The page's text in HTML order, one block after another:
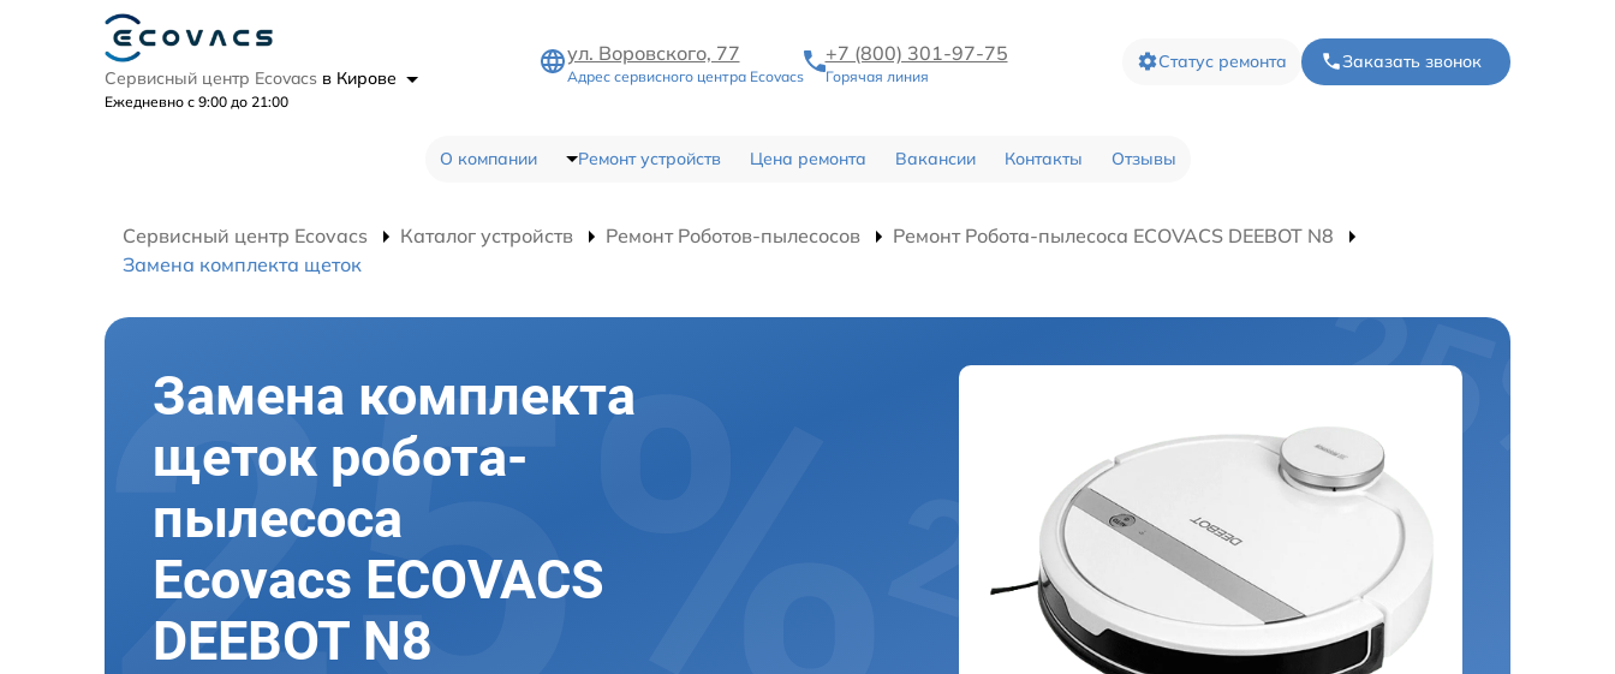
Сервисный центр Ecovacs в Кирове
Ежедневно с 9:00 до 21:00
ул. Воровского, 77
Адрес сервисного центра Ecovacs
+7 (800) 301-97-75
Горячая линия
Статус ремонта Заказать звонок
О компании Ремонт устройств Цена ремонта Вакансии Контакты Отзывы
Сервисный центр Ecovacs Каталог устройств Ремонт Роботов-пылесосов
Ремонт Робота-пылесоса ECOVACS DEEBOT N8
Замена комплекта щеток
Замена комплекта
щеток робота-
пылесоса
Ecovacs ECOVACS
DEEBOT N8